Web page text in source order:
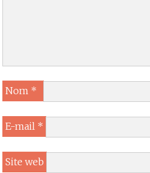
Nom *
E-mail *
Site web